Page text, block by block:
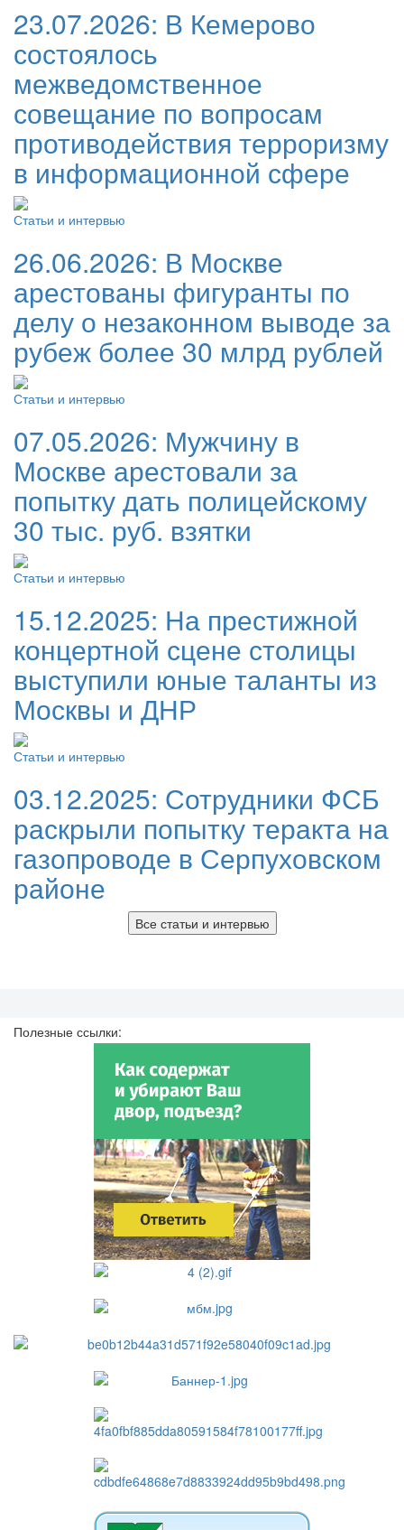
23.07.2026: В Кемерово
состоялось
межведомственное
совещание по вопросам
противодействия терроризму
в информационной сфере
Статьи и интервью
26.06.2026: В Москве
арестованы фигуранты по
делу о незаконном выводе за
рубеж более 30 млрд рублей
Статьи и интервью
07.05.2026: Мужчину в
Москве арестовали за
попытку дать полицейскому
30 тыс. руб. взятки
Статьи и интервью
15.12.2025: На престижной
концертной сцене столицы
выступили юные таланты из
Москвы и ДНР
Статьи и интервью
03.12.2025: Сотрудники ФСБ
раскрыли попытку теракта на
газопроводе в Серпуховском
районе
Все статьи и интервью
Полезные ссылки: